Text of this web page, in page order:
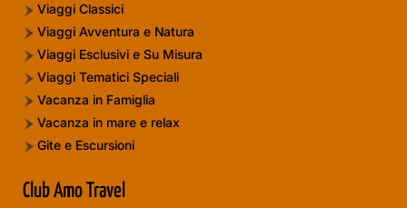
Viaggi Classici
Viaggi Avventura e Natura
Viaggi Esclusivi e Su Misura
Viaggi Tematici Speciali
Vacanza in Famiglia
Vacanza in mare e relax
Gite e Escursioni
Club Amo Travel